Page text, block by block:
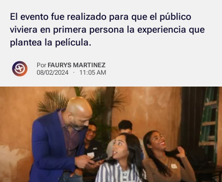
El evento fue realizado para que el público
viviera en primera persona la experiencia que
plantea la película.
Por FAURYS MARTINEZ
08/02/2024 · 11:05 AM